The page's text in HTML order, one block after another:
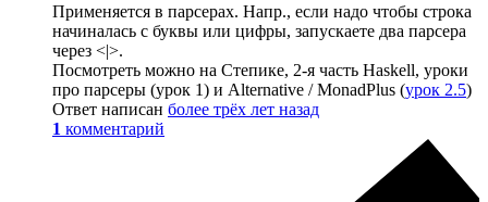
Применяется в парсерах. Напр., если надо чтобы строка
начиналась с буквы или цифры, запускаете два парсера
через <|>.
Посмотреть можно на Степике, 2-я часть Haskell, уроки
про парсеры (урок 1) и Alternative / MonadPlus (урок 2.5)
Ответ написан более трёх лет назад
1 комментарий